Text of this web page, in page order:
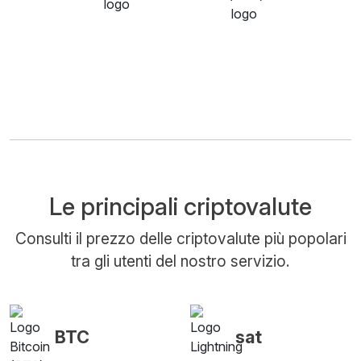
Le principali criptovalute
Consulti il prezzo delle criptovalute più popolari
tra gli utenti del nostro servizio.
BTC sat